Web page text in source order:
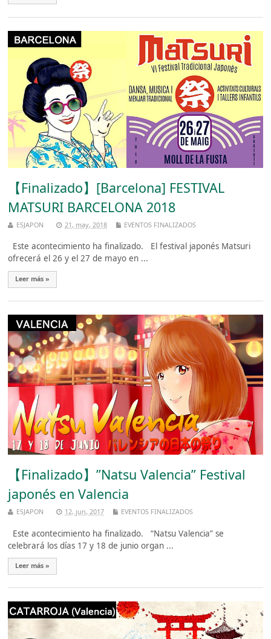
【Finalizado】[Barcelona] FESTIVAL
MATSURI BARCELONA 2018
ESJAPON 21, may, 2018 EVENTOS FINALIZADOS
Este acontecimiento ha finalizado. El festival japonés Matsuri
ofrecerá el 26 y el 27 de mayo en ...
Leer más »
【Finalizado】”Natsu Valencia” Festival
japonés en Valencia
ESJAPON 12, jun, 2017 EVENTOS FINALIZADOS
Este acontecimiento ha finalizado. “Natsu Valencia” se
celebrará los días 17 y 18 de junio organ ...
Leer más »